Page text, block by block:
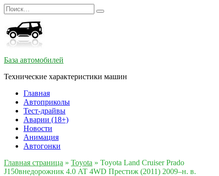
Перейти
к
содержанию
Search
for:
База автомобилей
Технические характеристики машин
Главная
Автоприколы
Тест-драйвы
Аварии (18+)
Новости
Анимация
Автогонки
Главная страница » Toyota » Toyota Land Cruiser Prado
J150внедорожник 4.0 AT 4WD Престиж (2011) 2009–н. в.